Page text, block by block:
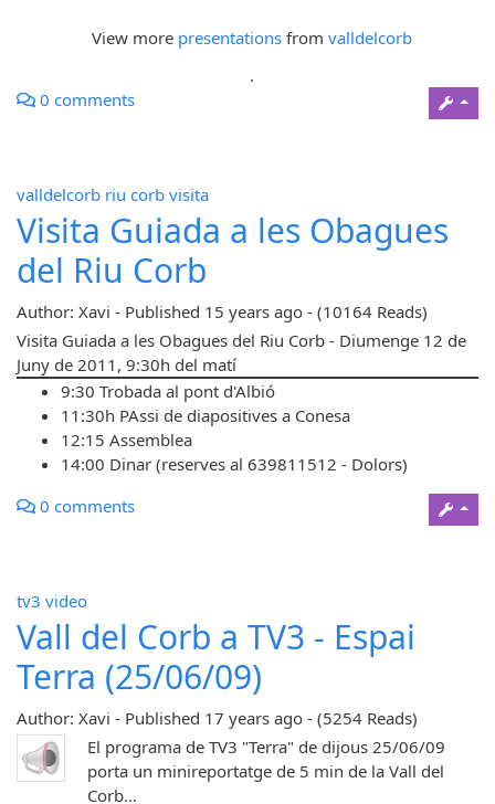
View more presentationsfrom valldelcorb
.
0 comments
valldelcorb riu corb visita
Visita Guiada a les Obagues
del Riu Corb
Author: Xavi - Published 15 years ago - (10164 Reads)
Visita Guiada a les Obagues del Riu Corb - Diumenge 12 de
Juny de 2011, 9:30h del matí
9:30 Trobada al pont d'Albió
11:30h PAssi de diapositives a Conesa
12:15 Assemblea
14:00 Dinar (reserves al 639811512 - Dolors)
0 comments
tv3 video
Vall del Corb a TV3 - Espai
Terra (25/06/09)
Author: Xavi - Published 17 years ago - (5254 Reads)
El programa de TV3 "Terra" de dijous 25/06/09
porta un minireportatge de 5 min de la Vall del
Corb...